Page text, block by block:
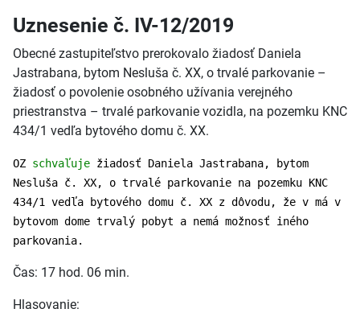
Uznesenie č. IV-12/2019
Obecné zastupiteľstvo prerokovalo žiadosť Daniela
Jastrabana, bytom Nesluša č. XX, o trvalé parkovanie –
žiadosť o povolenie osobného užívania verejného
priestranstva – trvalé parkovanie vozidla, na pozemku KNC
434/1 vedľa bytového domu č. XX.
OZ schvaľuje žiadosť Daniela Jastrabana, bytom
Nesluša č. XX, o trvalé parkovanie na pozemku KNC
434/1 vedľa bytového domu č. XX z dôvodu, že v má v
bytovom dome trvalý pobyt a nemá možnosť iného
parkovania.
Čas: 17 hod. 06 min.
Hlasovanie: